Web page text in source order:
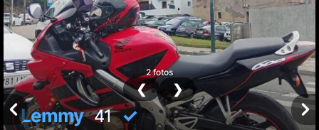
Lemmy41✓
2 fotos
❮ ❯